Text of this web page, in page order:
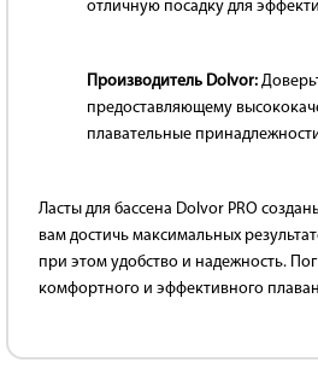
отличную посадку для
Производитель Dolvor:
предоставляющему
плавательные
Ласты для бассена Dolvor PRO
вам достичь максимальных
при этом удобство и надежность.
комфортного и эффективного